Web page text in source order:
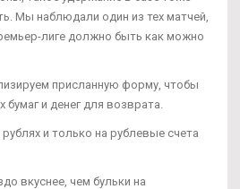
Мы наблюдали один из тех матчей,
лиге должно быть как можно
присланную форму, чтобы
и денег для возврата.
и только на рублевые счета
вкуснее, чем бульки на